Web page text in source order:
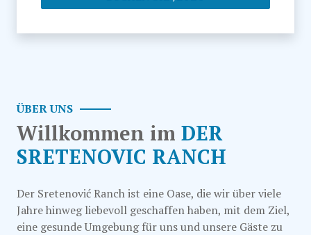
ÜBER UNS
Willkommen im DER
SRETENOVIC RANCH
Der Sretenović Ranch ist eine Oase, die wir über viele
Jahre hinweg liebevoll geschaffen haben, mit dem Ziel,
eine gesunde Umgebung für uns und unsere Gäste zu